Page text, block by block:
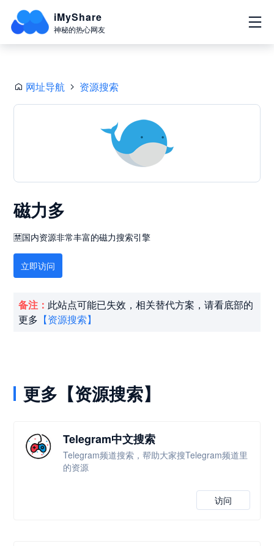
iMyShare
神秘的热心网友
网址导航 资源搜索
磁力多
🈲国内资源非常丰富的磁力搜索引擎
立即访问
备注： 此站点可能已失效，相关替代方案，请看底部的
更多 【资源搜索】
更多【资源搜索】
Telegram中文搜索
Telegram频道搜索，帮助大家搜Telegram频道里
的资源
访问